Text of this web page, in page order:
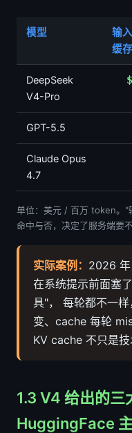
模型
输
缓存
DeepSeek
V4-Pro
GPT-5.5
Claude Opus
4.7
单位：美元 / 百万 token。"
命中与否，决定了服务端要
实际案例： 2026
在系统提示前面塞
具"， 每轮都不一
变、cache 每轮
KV cache 不只是技
1.3 V4 给出的三
HuggingFace 主